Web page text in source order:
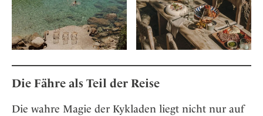
Die Fähre als Teil der Reise
Die wahre Magie der Kykladen liegt nicht nur auf